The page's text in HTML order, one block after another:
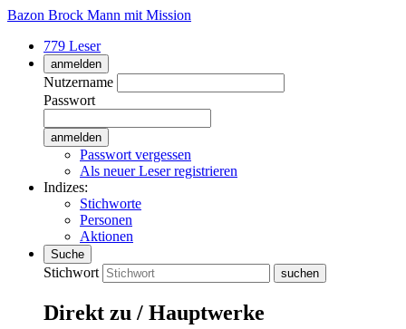
Bazon Brock Mann mit Mission
779 Leser
anmelden
Nutzername
Passwort
Passwort vergessen
Als neuer Leser registrieren
Indizes:
Stichworte
Personen
Aktionen
Suche
Stichwort
Direkt zu / Hauptwerke